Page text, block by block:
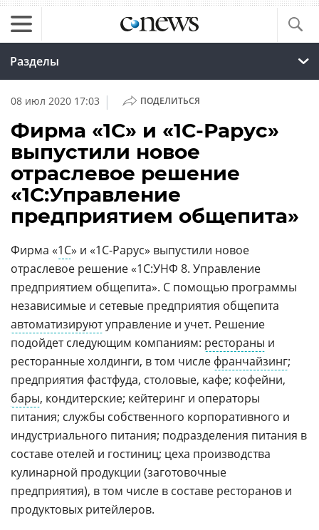
Разделы
08 июл 2020 17:03 | ПОДЕЛИТЬСЯ
Фирма «1С» и «1С-Рарус»
выпустили новое
отраслевое решение
«1С:Управление
предприятием общепита»
Фирма «1С» и «1С-Рарус» выпустили новое
отраслевое решение «1С:УНФ 8. Управление
предприятием общепита». С помощью программы
независимые и сетевые предприятия общепита
автоматизируютуправление и учет. Решение
подойдет следующим компаниям: рестораны и
ресторанные холдинги, в том числе франчайзинг;
предприятия фастфуда, столовые, кафе; кофейни,
бары, кондитерские; кейтеринг и операторы
питания; службы собственного корпоративного и
индустриального питания; подразделения питания в
составе отелей и гостиниц; цеха производства
кулинарной продукции (заготовочные
предприятия), в том числе в составе ресторанов и
продуктовых ритейлеров.